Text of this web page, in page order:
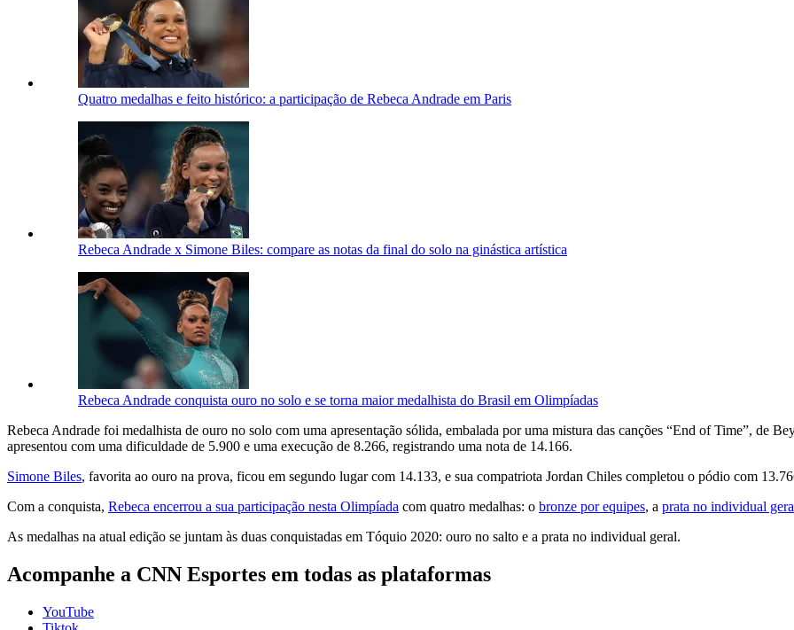
Quatro medalhas e feito histórico: a participação de Rebeca Andrade em Paris
Rebeca Andrade x Simone Biles: compare as notas da final do solo na ginástica artística
Rebeca Andrade conquista ouro no solo e se torna maior medalhista do Brasil em Olimpíadas
Rebeca Andrade foi medalhista de ouro no solo com uma apresentação sólida, embalada por uma mistura das canções “End of Time”, de
apresentou com uma dificuldade de 5.900 e uma execução de 8.266, registrando uma nota de 14.166.
Simone Biles, favorita ao ouro na prova, ficou em segundo lugar com 14.133, e sua compatriota Jordan Chiles completou o pódio com
Com a conquista, Rebeca encerrou a sua participação nesta Olimpíada com quatro medalhas: o bronze por equipes, a prata no individual
As medalhas na atual edição se juntam às duas conquistadas em Tóquio 2020: ouro no salto e a prata no individual geral.
Acompanhe a CNN Esportes em todas as plataformas
YouTube